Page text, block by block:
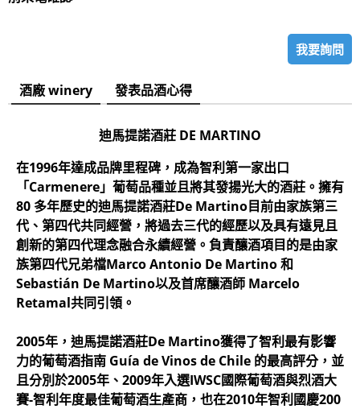
我要詢問
酒廠 winery 發表品酒心得
迪馬提諾酒莊 DE MARTINO
在1996年達成品牌里程碑，成為智利第一家出口
「Carmenere」葡萄品種並且將其發揚光大的酒莊。擁有
80 多年歷史的迪馬提諾酒莊De Martino目前由家族第三
代、第四代共同經營，將過去三代的經歷以及具有遠見且
創新的第四代理念融合永續經營。負責釀酒項目的是由家
族第四代兄弟檔Marco Antonio De Martino 和
Sebastián De Martino以及首席釀酒師 Marcelo
Retamal共同引領。
2005年，迪馬提諾酒莊De Martino獲得了智利最有影響
力的葡萄酒指南 Guía de Vinos de Chile 的最高評分，並
且分別於2005年、2009年入選IWSC國際葡萄酒與烈酒大
賽-智利年度最佳葡萄酒生產商，也在2010年智利國慶200